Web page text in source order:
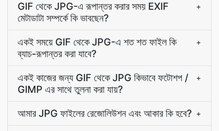
GIF থেকে JPG-এ রূপান্তর করার সময় EXIF
মেটাডাটা সম্পর্কে কি ভাবছেন?
+
একই সময়ে GIF থেকে JPG-এ শত শত ফাইল কি
ব্যাচ-রূপান্তর করা যাবে?
+
একই কাজের জন্য GIF থেকে JPG কিভাবে ফটোশপ /
GIMP এর সাথে তুলনা করা যায়?
+
আমার JPG ফাইলের রেজোলিউশন এবং আকার কি হবে? +